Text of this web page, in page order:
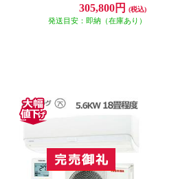
度 CS-X566D2-ESET305,800円 (税込)
発送目安：即納（在庫あり）